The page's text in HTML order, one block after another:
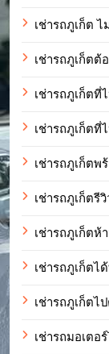
เช่ารถภูเก็ต
เช่ารถภูเก็ตต้
เช่ารถภูเก็ตที่
เช่ารถภูเก็ต
เช่ารถภูเก็ต
เช่ารถภูเก็ตรี
เช่ารถภูเก็ตห้
เช่ารถภูเก็ตไ
เช่ารถภูเก็ตไ
เช่ารถมอเตอ